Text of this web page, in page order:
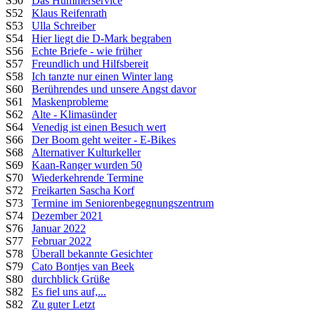
S52 Klaus Reifenrath
S53 Ulla Schreiber
S54 Hier liegt die D-Mark begraben
S56 Echte Briefe - wie früher
S57 Freundlich und Hilfsbereit
S58 Ich tanzte nur einen Winter lang
S60 Berührendes und unsere Angst davor
S61 Maskenprobleme
S62 Alte - Klimasünder
S64 Venedig ist einen Besuch wert
S66 Der Boom geht weiter - E-Bikes
S68 Alternativer Kulturkeller
S69 Kaan-Ranger wurden 50
S70 Wiederkehrende Termine
S72 Freikarten Sascha Korf
S73 Termine im Seniorenbegegnungszentrum
S74 Dezember 2021
S76 Januar 2022
S77 Februar 2022
S78 Überall bekannte Gesichter
S79 Cato Bontjes van Beek
S80 durchblick Grüße
S82 Es fiel uns auf,...
S82 Zu guter Letzt